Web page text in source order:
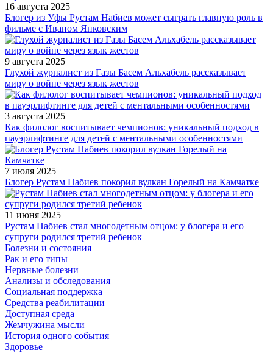
16 августа 2025
Блогер из Уфы Рустам Набиев может сыграть главную роль в
фильме с Иваном Янковским
9 августа 2025
Глухой журналист из Газы Басем Альхабель рассказывает
миру о войне через язык жестов
3 августа 2025
Как филолог воспитывает чемпионов: уникальный подход в
пауэрлифтинге для детей с ментальными особенностями
7 июля 2025
Блогер Рустам Набиев покорил вулкан Горелый на Камчатке
11 июня 2025
Рустам Набиев стал многодетным отцом: у блогера и его
супруги родился третий ребенок
Болезни и состояния
Рак и его типы
Нервные болезни
Анализы и обследования
Социальная поддержка
Средства реабилитации
Доступная среда
Жемчужина мысли
История одного события
Здоровье